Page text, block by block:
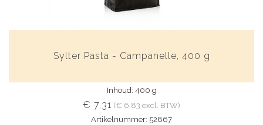
Sylter Pasta - Campanelle, 400 g
Inhoud: 400 g
€ 7,31 (€ 6,83 excl. BTW)
Artikelnummer: 52867